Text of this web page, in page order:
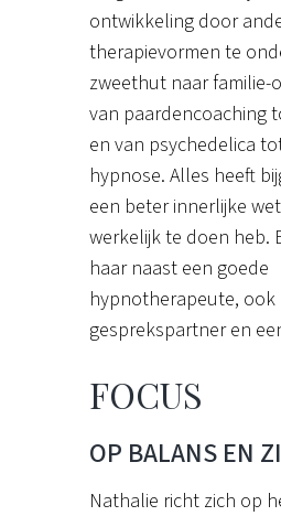
ontwikkeling door
therapievormen te
zweethut naar familie-
van paardencoaching
en van psychedelica
hypnose. Alles heeft
een beter innerlijke
werkelijk te doen heb.
haar naast een goede
hypnotherapeute, ook
gesprekspartner en
FOCUS
OP BALANS EN
Nathalie richt zich op